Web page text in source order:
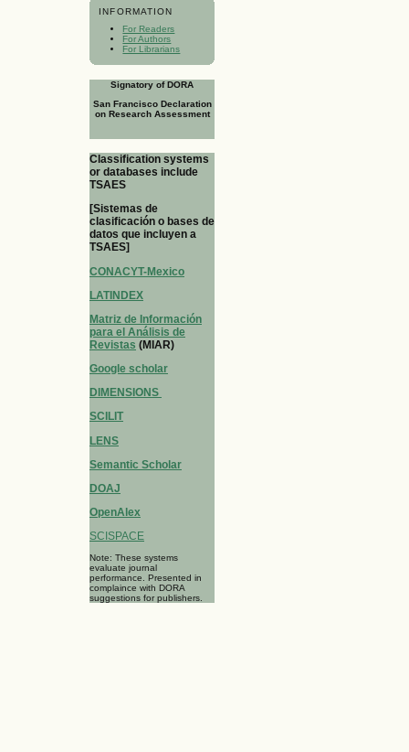
INFORMATION
For Readers
For Authors
For Librarians
Signatory of DORA
San Francisco Declaration
on Research Assessment
Classification systems
or databases include
TSAES
[Sistemas de
clasificación o bases de
datos que incluyen a
TSAES]
CONACYT-Mexico
LATINDEX
Matriz de Información
para el Análisis de
Revistas (MIAR)
Google scholar
DIMENSIONS
SCILIT
LENS
Semantic Scholar
DOAJ
OpenAlex
SCISPACE
Note: These systems
evaluate journal
performance. Presented in
complaince with DORA
suggestions for publishers.